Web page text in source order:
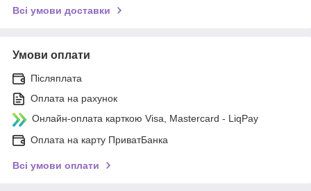
Всі умови доставки
Умови оплати
Післяплата
Оплата на рахунок
Онлайн-оплата карткою Visa, Mastercard - LiqPay
Оплата на карту ПриватБанка
Всі умови оплати